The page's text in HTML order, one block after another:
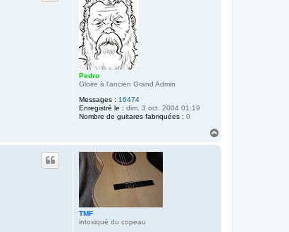
Pedro
Gloire à l'ancien Grand Admin
Messages : 16474
Enregistré le : dim. 3 oct. 2004 01:19
Nombre de guitares fabriquées : 0
TMF
intoxiqué du copeau